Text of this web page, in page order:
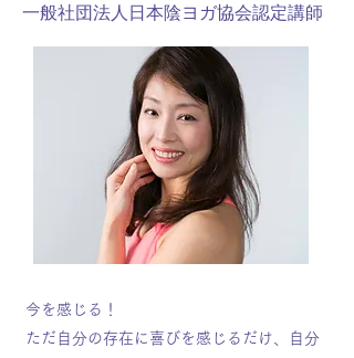
​一般社団法人日本陰ヨガ協会認定講師
今を感じる！
ただ自分の存在に喜びを感じるだけ、自分